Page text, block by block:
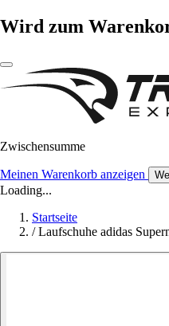
Wird zum
Zwischensumme
Meinen Warenkorb anzeigen
Loading...
Startseite
/ Laufschuhe adidas